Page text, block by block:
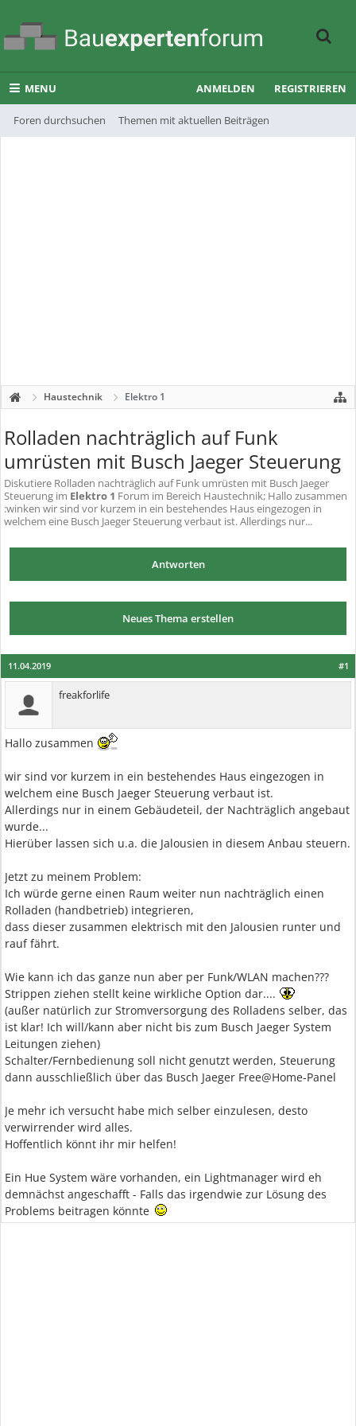
MENU
Foren durchsuchen Themen mit aktuellen Beiträgen
ANMELDEN REGISTRIEREN
Haustechnik Elektro 1
Rolladen nachträglich auf Funk
umrüsten mit Busch Jaeger Steuerung
Diskutiere Rolladen nachträglich auf Funk umrüsten mit Busch Jaeger
Steuerung im Elektro 1 Forum im Bereich Haustechnik; Hallo zusammen
:winken wir sind vor kurzem in ein bestehendes Haus eingezogen in
welchem eine Busch Jaeger Steuerung verbaut ist. Allerdings nur...
Antworten
Neues Thema erstellen
#1
11.04.2019
freakforlife
Hallo zusammen
wir sind vor kurzem in ein bestehendes Haus eingezogen in
welchem eine Busch Jaeger Steuerung verbaut ist.
Allerdings nur in einem Gebäudeteil, der Nachträglich angebaut
wurde...
Hierüber lassen sich u.a. die Jalousien in diesem Anbau steuern.
Jetzt zu meinem Problem:
Ich würde gerne einen Raum weiter nun nachträglich einen
Rolladen (handbetrieb) integrieren,
dass dieser zusammen elektrisch mit den Jalousien runter und
rauf fährt.
Wie kann ich das ganze nun aber per Funk/WLAN machen???
Strippen ziehen stellt keine wirkliche Option dar....
(außer natürlich zur Stromversorgung des Rolladens selber, das
ist klar! Ich will/kann aber nicht bis zum Busch Jaeger System
Leitungen ziehen)
Schalter/Fernbedienung soll nicht genutzt werden, Steuerung
dann ausschließlich über das Busch Jaeger Free@Home-Panel
Je mehr ich versucht habe mich selber einzulesen, desto
verwirrender wird alles.
Hoffentlich könnt ihr mir helfen!
Ein Hue System wäre vorhanden, ein Lightmanager wird eh
demnächst angeschafft - Falls das irgendwie zur Lösung des
Problems beitragen könnte